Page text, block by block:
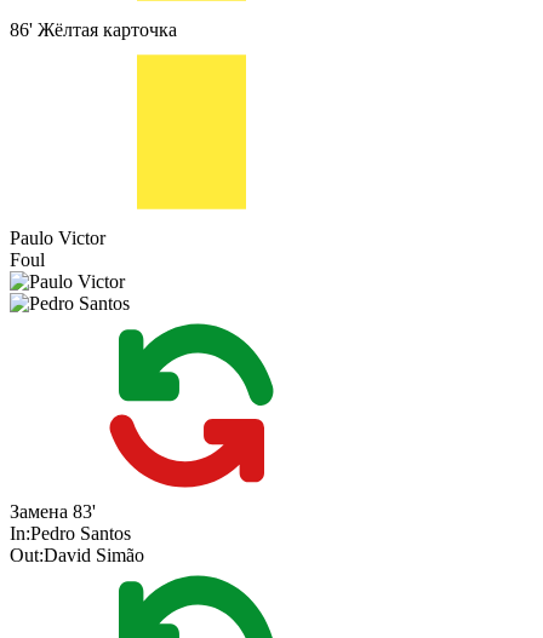
86' Жёлтая карточка
Paulo Victor
Foul
Замена 83'
In:Pedro Santos
Out:David Simão